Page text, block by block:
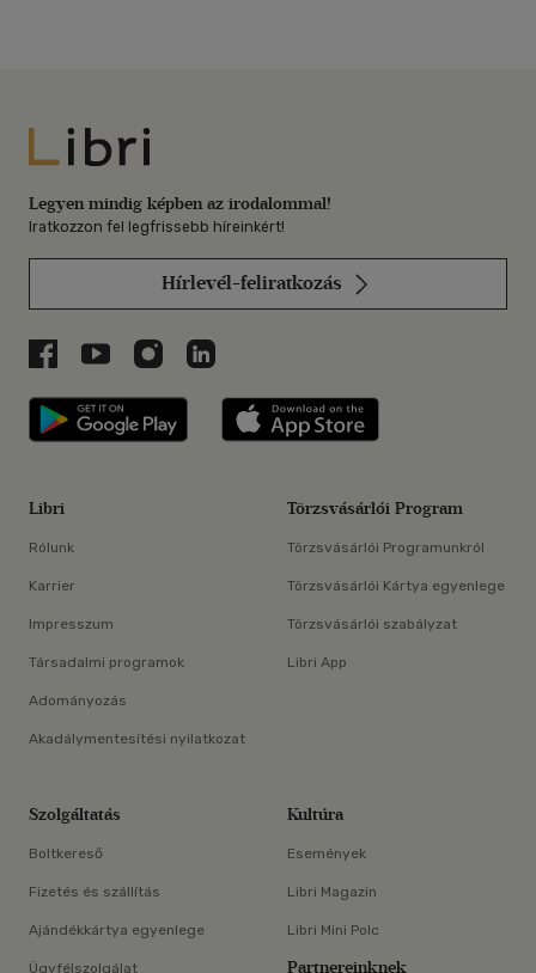
Libri
Legyen mindig képben az irodalommal!
Iratkozzon fel legfrissebb híreinkért!
Hírlevél-feliratkozás
Libri a Facebookon
Libri a Youtube-on
Libri az Instagramon
Libri a LinkedInen
Libri applikáció Szerezd meg: Google
Libri
Rólunk
Karrier
Impresszum
Társadalmi programok
Adományozás
Akadálymentesítési nyilatkozat
Törzsvásárlói Program
Törzsvásárlói Programunkról
Törzsvásárlói Kártya egyenlege
Törzsvásárlói szabályzat
Libri App
Szolgáltatás
Boltkereső
Fizetés és szállítás
Ajándékkártya egyenlege
Ügyfélszolgálat
Kultúra
Események
Libri Magazin
Libri Mini Polc
Partnereinknek